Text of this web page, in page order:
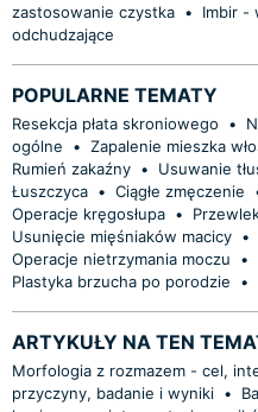
zastosowanie czystka •
Imbir -
odchudzające
POPULARNE TEMATY
Resekcja płata skroniowego •
ogólne
• Zapalenie mieszka
Rumień zakaźny • Usuwanie
Łuszczyca • Ciągłe zmęczenie
Operacje kręgosłupa •
Usunięcie mięśniaków macicy •
Operacje nietrzymania moczu
•
Plastyka brzucha po porodzie
•
ARTYKUŁY NA TEN
Morfologia z rozmazem - cel,
przyczyny, badanie i wyniki •